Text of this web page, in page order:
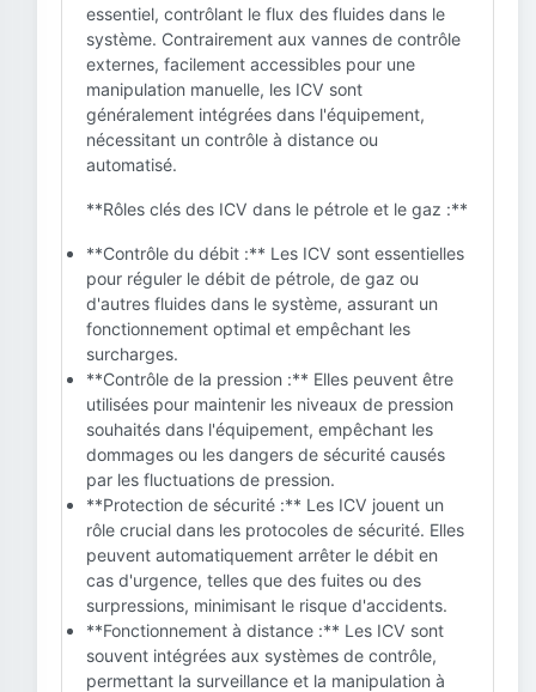
essentiel, contrôlant le flux des fluides dans le
système. Contrairement aux vannes de contrôle
externes, facilement accessibles pour une
manipulation manuelle, les ICV sont
généralement intégrées dans l'équipement,
nécessitant un contrôle à distance ou
automatisé.
**Rôles clés des ICV dans le pétrole et le gaz :**
**Contrôle du débit :** Les ICV sont essentielles
pour réguler le débit de pétrole, de gaz ou
d'autres fluides dans le système, assurant un
fonctionnement optimal et empêchant les
surcharges.
**Contrôle de la pression :** Elles peuvent être
utilisées pour maintenir les niveaux de pression
souhaités dans l'équipement, empêchant les
dommages ou les dangers de sécurité causés
par les fluctuations de pression.
**Protection de sécurité :** Les ICV jouent un
rôle crucial dans les protocoles de sécurité. Elles
peuvent automatiquement arrêter le débit en
cas d'urgence, telles que des fuites ou des
surpressions, minimisant le risque d'accidents.
**Fonctionnement à distance :** Les ICV sont
souvent intégrées aux systèmes de contrôle,
permettant la surveillance et la manipulation à